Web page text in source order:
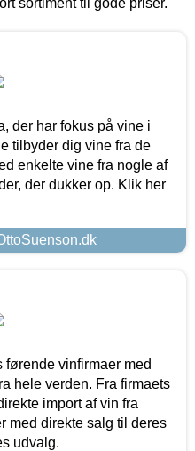
der har fokus på vine i
tilbyder dig vine fra de
enkelte vine fra nogle af
der dukker op. Klik her
førende vinfirmaer med
hele verden. Fra firmaets
import af vin fra
med direkte salg til deres
udvalg.